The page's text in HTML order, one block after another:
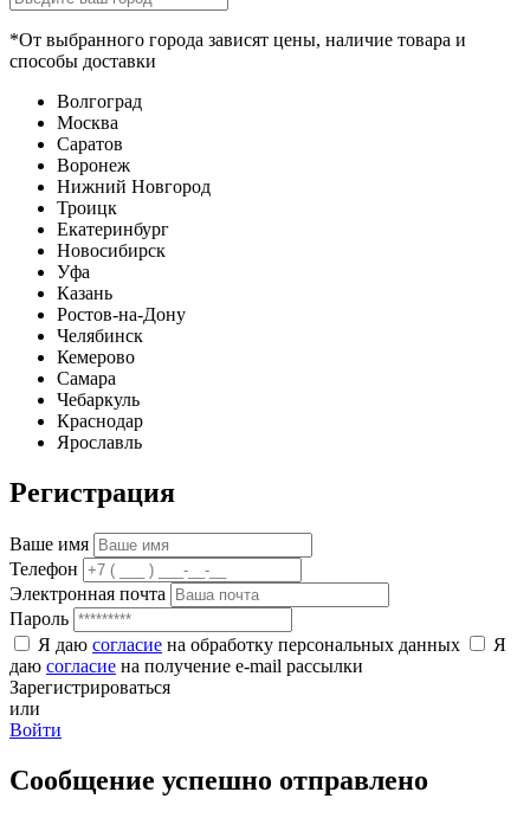
*От выбранного города зависят цены, наличие товара и
способы доставки
Волгоград
Москва
Саратов
Воронеж
Нижний Новгород
Троицк
Екатеринбург
Новосибирск
Уфа
Казань
Ростов-на-Дону
Челябинск
Кемерово
Самара
Чебаркуль
Краснодар
Ярославль
Регистрация
Ваше имя
Телефон
Электронная почта
Пароль
Я даю согласие на обработку персональных данных
Я
даю согласие на получение e-mail рассылки
Зарегистрироваться
или
Войти
Сообщение успешно отправлено